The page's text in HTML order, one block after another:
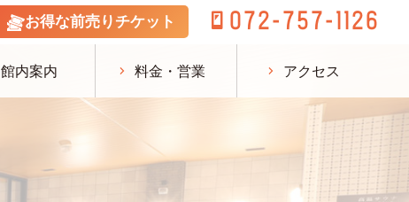
お得な前売りチケット 072-757-1126
館内案内 料金・営業 アクセス